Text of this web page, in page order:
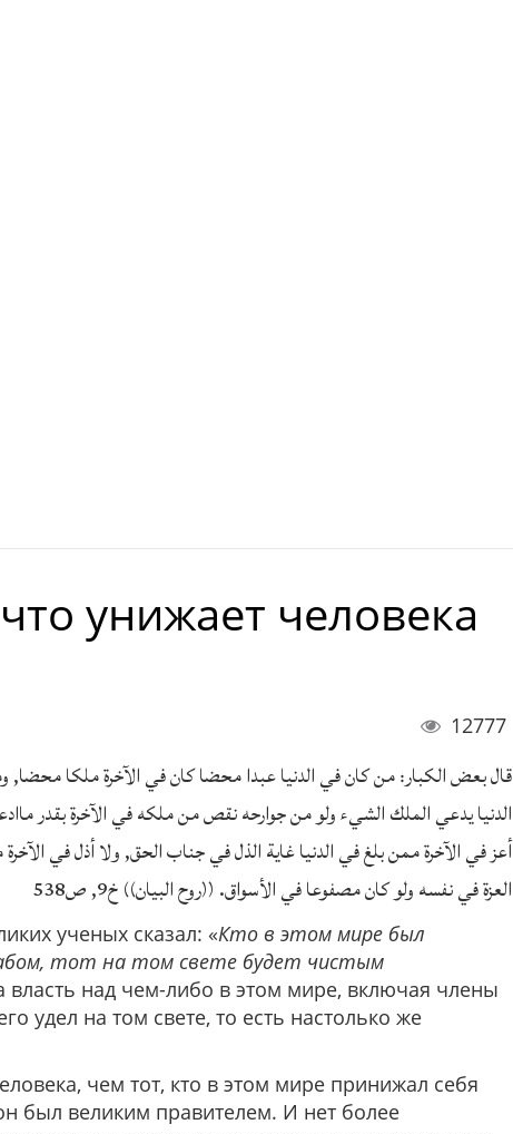
унижает человека
12777
قال بعض الكبار: من كان في الدنيا عبدا محضا كان في الآخرة ملكا
الدنيا يدعي الملك الشيء ولو من جوارحه نقص من ملكه في الآخرة بقدر
أعز في الآخرة ممن بلغ في الدنيا غاية الذل في جناب الحق, ولا أذل في
العزة في نفسه ولو كان مصفوعا في الأسواق. ((روح البيان)) خ9, ص538
ученых сказал: «Кто в этом мире был
тот на том свете будет чистым
власть над чем-либо в этом мире, включая члены
удел на том свете, то есть настолько же
чем тот, кто в этом мире принижал себя
был великим правителем. И нет более